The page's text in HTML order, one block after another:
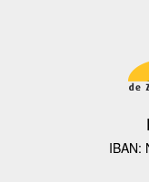
IBAN: